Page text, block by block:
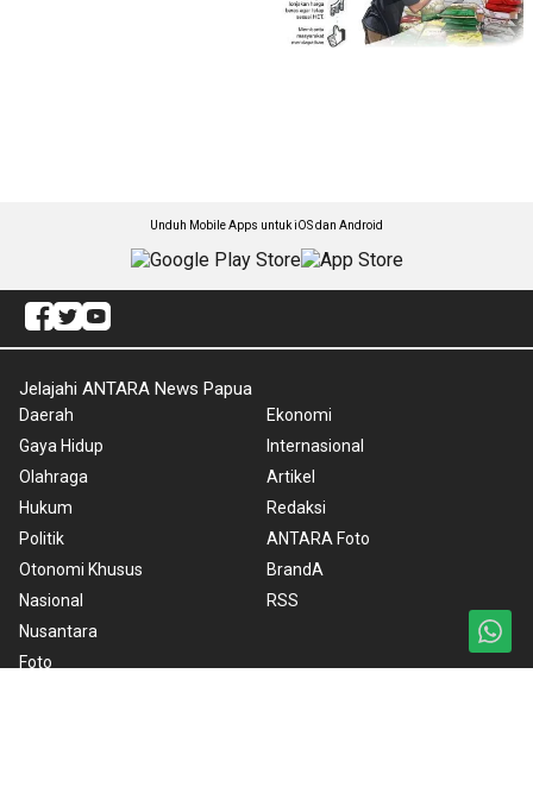
Unduh Mobile Apps untuk iOS dan Android
Jelajahi ANTARA News Papua
Daerah
Gaya Hidup
Olahraga
Hukum
Politik
Otonomi Khusus
Nasional
Nusantara
Foto
Ekonomi
Internasional
Artikel
Redaksi
ANTARA Foto
BrandA
RSS